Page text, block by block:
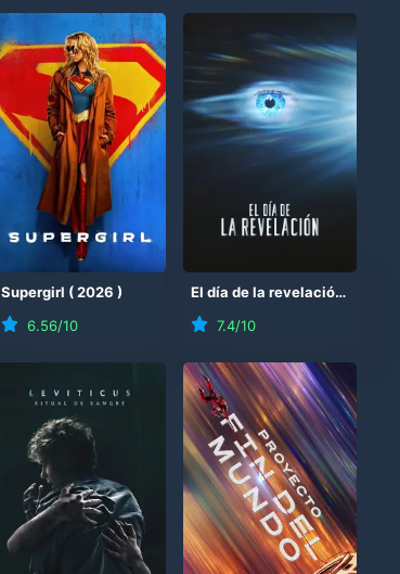
Supergirl (2026 )
6.56/10
El día de la revelación
7.4/10